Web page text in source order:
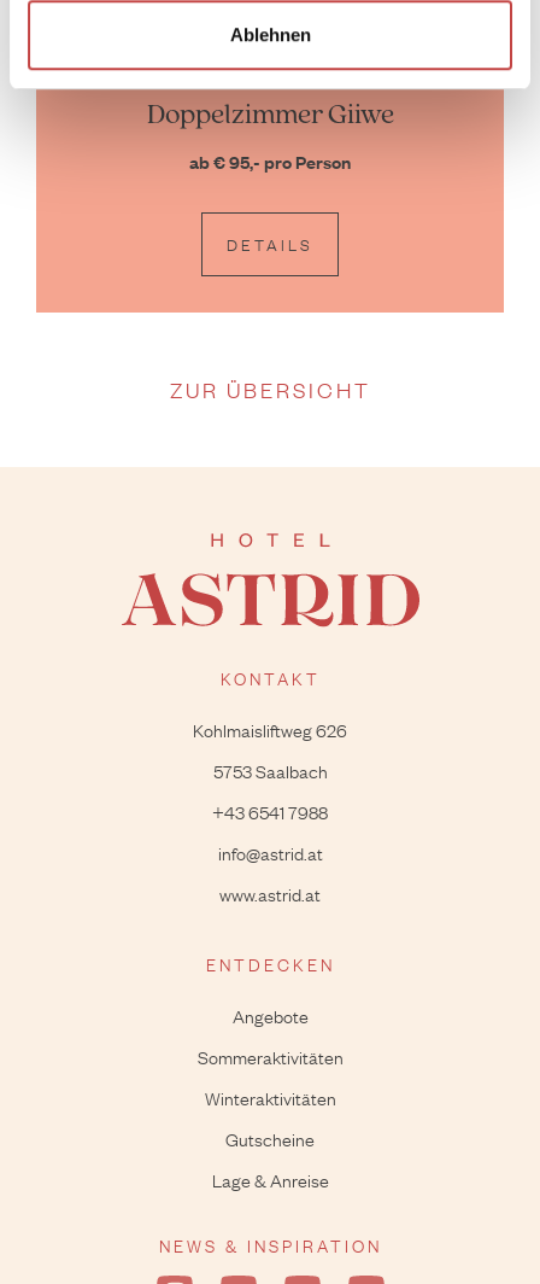
Ablehnen
20-23 m²|2 Personen
Doppelzimmer Giiwe
ab € 95,- pro Person
DETAILS
ZUR ÜBERSICHT
KONTAKT
Kohlmaisliftweg 626
5753 Saalbach
+43 6541 7988
info@astrid.at
www.astrid.at
ENTDECKEN
Angebote
Sommeraktivitäten
Winteraktivitäten
Gutscheine
Lage & Anreise
NEWS & INSPIRATION